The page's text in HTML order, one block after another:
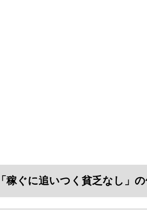
「稼ぐに追いつく貧乏なし」